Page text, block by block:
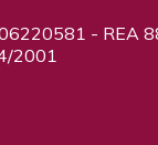
- REA
2001